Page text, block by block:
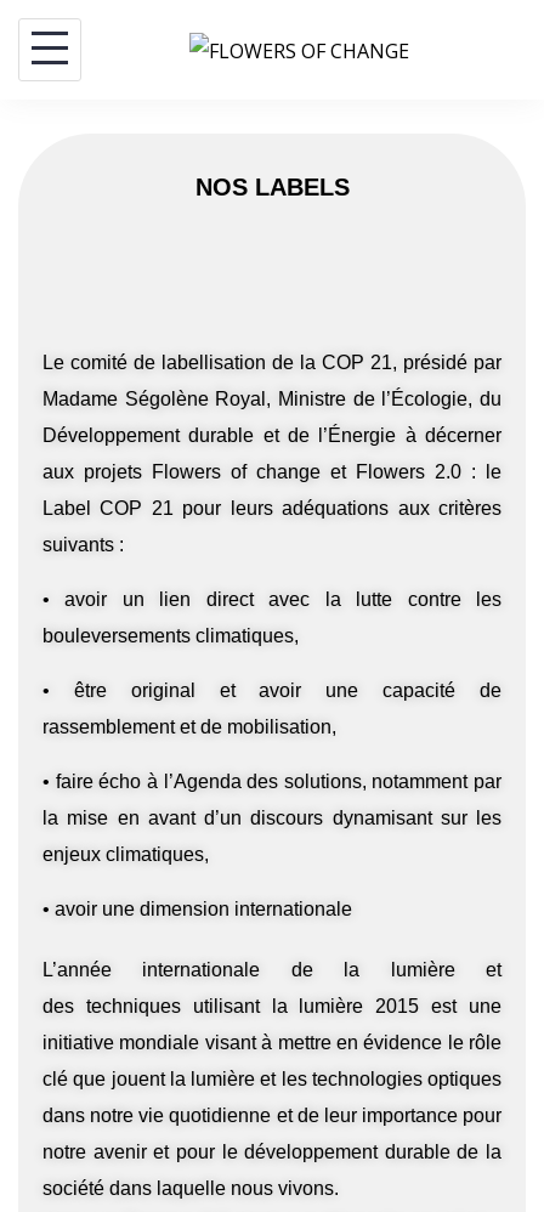
NOS LABELS
Le comité de labellisation de la COP 21, présidé par
Madame Ségolène Royal, Ministre de l’Écologie, du
Développement durable et de l’Énergie à décerner
aux projets Flowers of change et Flowers 2.0 : le
Label COP 21 pour leurs adéquations aux critères
suivants :
• avoir un lien direct avec la lutte contre les
bouleversements climatiques,
• être original et avoir une capacité de
rassemblement et de mobilisation,
• faire écho à l’Agenda des solutions, notamment par
la mise en avant d’un discours dynamisant sur les
enjeux climatiques,
• avoir une dimension internationale
L’année internationale de la lumière et
des techniques utilisant la lumière 2015 est une
initiative mondiale visant à mettre en évidence le rôle
clé que jouent la lumière et les technologies optiques
dans notre vie quotidienne et de leur importance pour
notre avenir et pour le développement durable de la
société dans laquelle nous vivons.